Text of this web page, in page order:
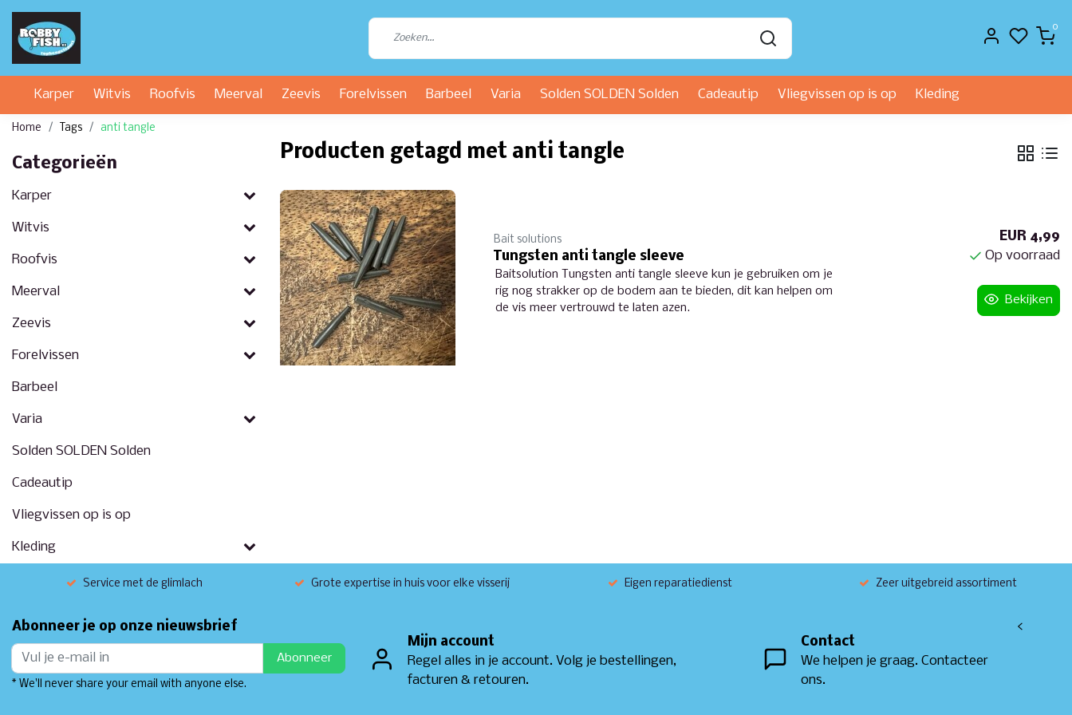
0
Karper Witvis Roofvis Meerval Zeevis Forelvissen Barbeel Varia Solden SOLDEN Solden Cadeautip Vliegvissen op is op Kleding
Home Tags anti tangle
Categorieën
Karper
Witvis
Roofvis
Meerval
Zeevis
Forelvissen
Barbeel
Varia
Solden SOLDEN Solden
Cadeautip
Vliegvissen op is op
Kleding
Producten getagd met anti tangle
Bait solutions
Tungsten anti tangle sleeve
Baitsolution Tungsten anti tangle sleeve kun je gebruiken om je
rig nog strakker op de bodem aan te bieden, dit kan helpen om
de vis meer vertrouwd te laten azen.
EUR 4,99
Op voorraad
Bekijken
Service met de glimlach Grote expertise in huis voor elke visserij Eigen reparatiedienst Zeer uitgebreid assortiment
Abonneer je op onze nieuwsbrief
Abonneer
* We'll never share your email with anyone else.
Mijn account
Regel alles in je account. Volg je bestellingen,
facturen & retouren.
Contact
We helpen je graag. Contacteer
ons.
<